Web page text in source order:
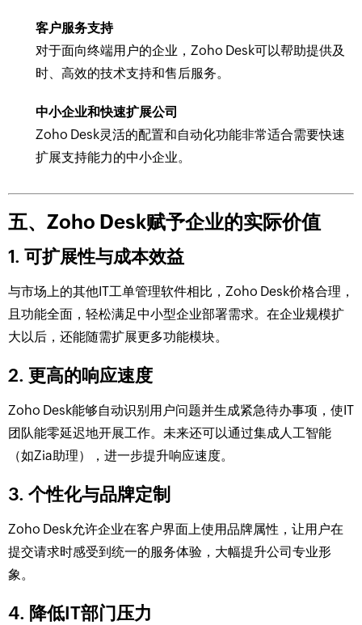
客户服务支持
对于面向终端用户的企业，Zoho Desk可以帮助提供及
时、高效的技术支持和售后服务。
中小企业和快速扩展公司
Zoho Desk灵活的配置和自动化功能非常适合需要快速
扩展支持能力的中小企业。
五、Zoho Desk赋予企业的实际价值
1. 可扩展性与成本效益
与市场上的其他IT工单管理软件相比，Zoho Desk价格合理，
且功能全面，轻松满足中小型企业部署需求。在企业规模扩
大以后，还能随需扩展更多功能模块。
2. 更高的响应速度
Zoho Desk能够自动识别用户问题并生成紧急待办事项，使IT
团队能零延迟地开展工作。未来还可以通过集成人工智能
（如Zia助理），进一步提升响应速度。
3. 个性化与品牌定制
Zoho Desk允许企业在客户界面上使用品牌属性，让用户在
提交请求时感受到统一的服务体验，大幅提升公司专业形
象。
4. 降低IT部门压力